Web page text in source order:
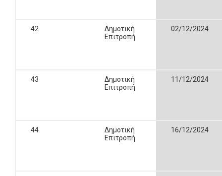
42
Δημοτική
Επιτροπή
02/12/2024
43
Δημοτική
Επιτροπή
11/12/2024
44
Δημοτική
Επιτροπή
16/12/2024